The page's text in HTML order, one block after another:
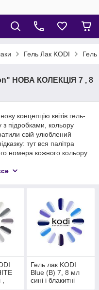
Гель Лак KODI
НОВА КОЛЕКЦІЯ 7 , 8
концепцію квітів гель-
підробками, кольору
свій улюблений
тут вся палітра
номера кожного кольору
Гель лак KODI
Blue (B) 7, 8 мл
сині і блакитні